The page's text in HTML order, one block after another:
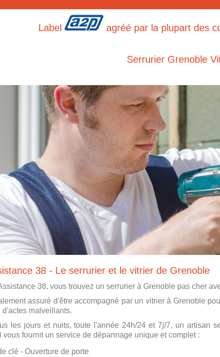
Label agréé par la plupart des
Serrurier Grenoble
38 - Le serrurier et le vitrier de Grenoble
38, vous trouvez un serrurier à Grenoble pas cher
assuré d'être accompagné par un vitrier à Grenoble
malveillants.
les jours et nuits, toute l'année 24h/24 et 7j/7, un artisan
vous fournit un service de dépannage unique et complet :
clé - Ouverture de porte